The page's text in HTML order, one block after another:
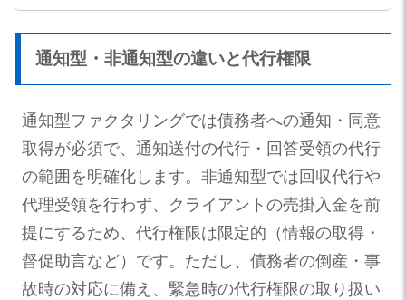
通知型・非通知型の違いと代行権限
通知型ファクタリングでは債務者への通知・同意
取得が必須で、通知送付の代行・回答受領の代行
の範囲を明確化します。非通知型では回収代行や
代理受領を行わず、クライアントの売掛入金を前
提にするため、代行権限は限定的（情報の取得・
督促助言など）です。ただし、債務者の倒産・事
故時の対応に備え、緊急時の代行権限の取り扱い